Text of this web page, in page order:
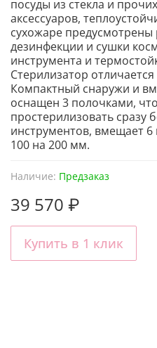
Наличие: Предзаказ
39 570 ₽
Купить в 1 клик
посуды из стекла и
аксессуаров,
сухожаре
дезинфекции и сушки
инструмента и
Стерилизатор
Компактный снаружи и
оснащен 3 полочками,
простерилизовать сразу
инструментов, вмещает
100 на 200 мм.